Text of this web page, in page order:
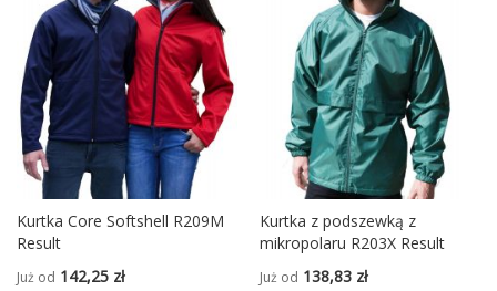
Kurtka Core Softshell R209M
Result
Już od 142,25 zł
Kurtka z podszewką z
mikropolaru R203X Result
Już od 138,83 zł